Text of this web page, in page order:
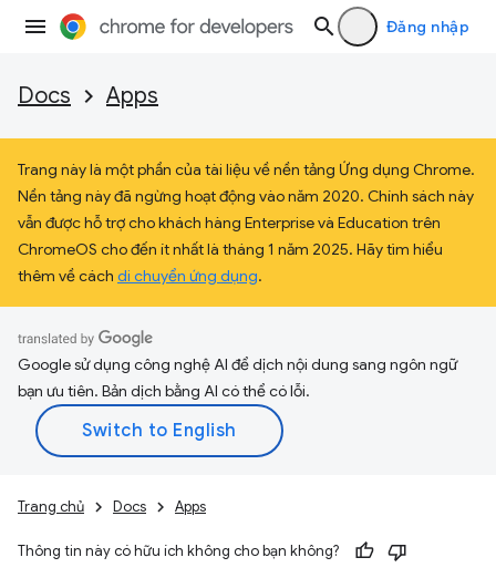
Đăng nhập
Docs Apps
Trang này là một phần của tài liệu về nền tảng Ứng dụng Chrome.
Nền tảng này đã ngừng hoạt động vào năm 2020. Chính sách này
vẫn được hỗ trợ cho khách hàng Enterprise và Education trên
ChromeOS cho đến ít nhất là tháng 1 năm 2025. Hãy tìm hiểu
thêm về cách di chuyển ứng dụng.
Google sử dụng công nghệ AI để dịch nội dung sang ngôn ngữ
bạn ưu tiên. Bản dịch bằng AI có thể có lỗi.
Trang chủ Docs Apps
Thông tin này có hữu ích không cho bạn không?